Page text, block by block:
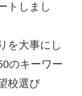
トしまし
を大事にし
のキーワー
校選び